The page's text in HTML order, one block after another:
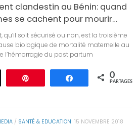
clandestin au Bénin: quand
se cachent pour mourir…
qu’il soit sécurisé ou non, est la troisième
biologique de mortalité maternelle au
l’hémorragie du post partum
Partagez 0
PARTAGES
/ SANTÉ & EDUCATION 15 NOVEMBRE 2018